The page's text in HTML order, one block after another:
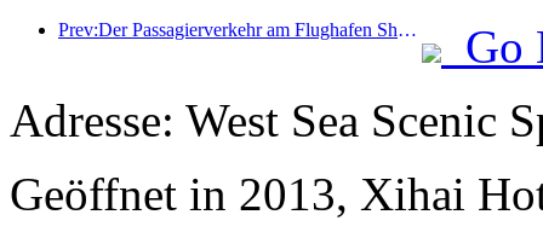
Prev:Der Passagierverkehr am Flughafen Shenzhen hat in diesem Jahr die Marke von 3 Millionen überschritten und damit einen neuen Rekord für den gleichen Zeitraum aufgestellt.
Go
Adresse: West Sea Scenic
Geöffnet in 2013, Xihai